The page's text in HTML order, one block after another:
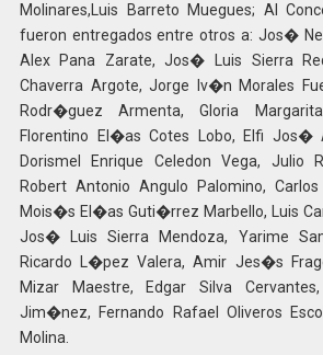
Molinares,Luis Barreto Muegues; Al
fueron entregados entre otros a: Jos�
Alex Pana Zarate, Jos� Luis Sierra
Chaverra Argote, Jorge Iv�n Morales
Rodr�guez Armenta, Gloria
Florentino El�as Cotes Lobo, Elfi Jos�
Dorismel Enrique Celedon Vega, Julio
Robert Antonio Angulo Palomino,
Mois�s El�as Guti�rrez Marbello, Luis
Jos� Luis Sierra Mendoza, Yarime
Ricardo L�pez Valera, Amir Jes�s
Mizar Maestre, Edgar Silva
Jim�nez, Fernando Rafael Oliveros
Molina.